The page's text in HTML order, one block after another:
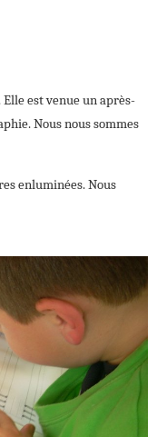
est venue un après-
Nous nous sommes
enluminées. Nous